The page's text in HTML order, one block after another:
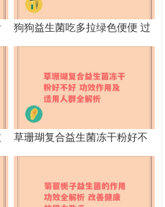
狗狗益生菌吃多拉绿色便便 过
量食用益生菌的不良影响
草珊瑚复合益生菌冻干粉好不
好 功效作用及适用人群全解析